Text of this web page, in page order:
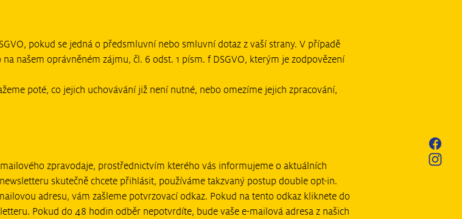
pokud se jedná o předsmluvní nebo smluvní dotaz z vaší strany. V případě
našem oprávněném zájmu, čl. 6 odst. 1 písm. f DSGVO, kterým je zodpovězení
poté, co jejich uchovávání již není nutné, nebo omezíme jejich zpracování,
zpravodaje, prostřednictvím kterého vás informujeme o aktuálních
skutečně chcete přihlásit, používáme takzvaný postup double opt-in.
adresu, vám zašleme potvrzovací odkaz. Pokud na tento odkaz kliknete do
Pokud do 48 hodin odběr nepotvrdíte, bude vaše e-mailová adresa z našich